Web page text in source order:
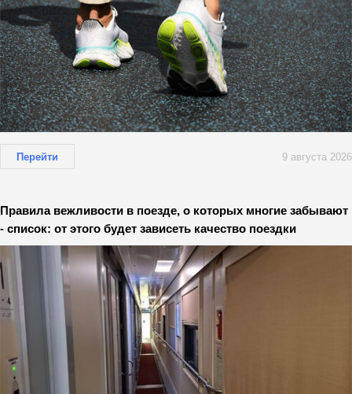
Перейти 9 августа 2026
Правила вежливости в поезде, о которых многие забывают
- список: от этого будет зависеть качество поездки